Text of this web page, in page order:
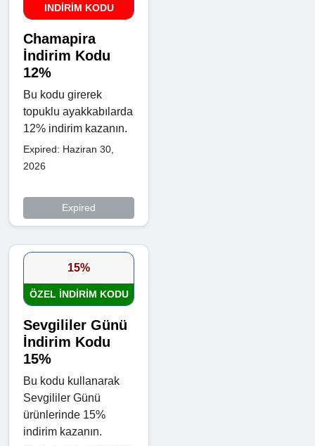
INDIRIM KODU
Chamapira
İndirim Kodu
12%
Bu kodu girerek
topuklu ayakkabılarda
12% indirim kazanın.
Expired: Haziran 30,
2026
Expired
15%
ÖZEL INDIRIM KODU
Sevgililer Günü
İndirim Kodu
15%
Bu kodu kullanarak
Sevgililer Günü
ürünlerinde 15%
indirim kazanın.